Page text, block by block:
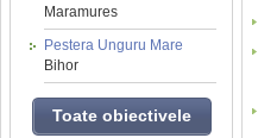
Maramures
Pestera Unguru Mare
Bihor
Toate obiectivele